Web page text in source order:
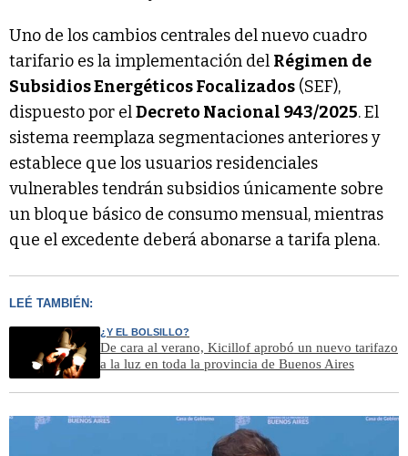
Uno de los cambios centrales del nuevo cuadro
tarifario es la implementación del Régimen de
Subsidios Energéticos Focalizados (SEF),
dispuesto por elDecreto Nacional 943/2025. El
sistema reemplaza segmentaciones anteriores y
establece que los usuarios residenciales
vulnerables tendrán subsidios únicamente sobre
un bloque básico de consumo mensual, mientras
que el excedente deberá abonarse a tarifa plena.
LEÉ TAMBIÉN:
¿Y EL BOLSILLO?
De cara al verano, Kicillof aprobó un nuevo tarifazo
a la luz en toda la provincia de Buenos Aires